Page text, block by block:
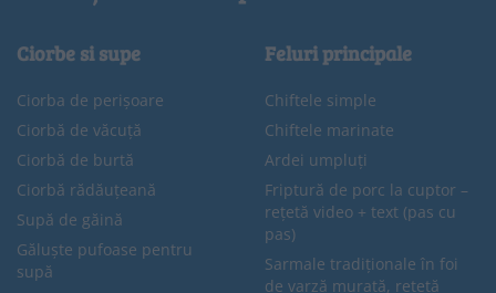
Ciorbe si supe
Ciorba de perișoare
Ciorbă de văcuță
Ciorbă de burtă
Ciorbă rădăuțeană
Supă de găină
Găluște pufoase pentru
supă
Feluri principale
Chiftele simple
Chiftele marinate
Ardei umpluți
Friptură de porc la cuptor –
rețetă video + text (pas cu
pas)
Sarmale tradiționale în foi
de varză murată, rețetă